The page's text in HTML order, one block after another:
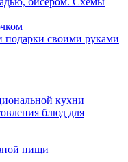
своими руками
кухни
блюд для
пищи